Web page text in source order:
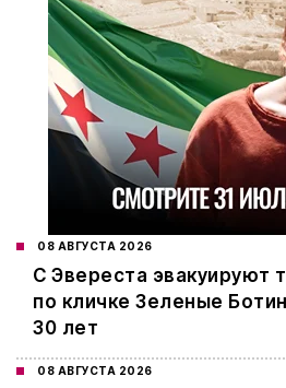
08 АВГУСТА 2026
С Эвереста эвакуируют
по кличке Зеленые
30 лет
08 АВГУСТА 2026